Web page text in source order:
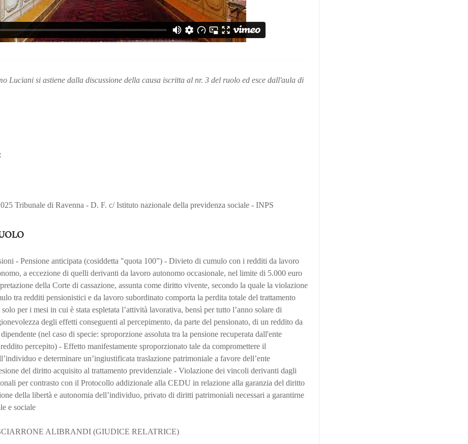
Luciani si astiene dalla discussione della causa iscritta al nr. 3 del ruolo ed esce dall'aula di
Tribunale di Ravenna - D. F. c/ Istituto nazionale della previdenza sociale - INPS
- Pensione anticipata (cosiddetta "quota 100”) - Divieto di cumulo con i redditi da lavoro
a eccezione di quelli derivanti da lavoro autonomo occasionale, nel limite di 5.000 euro
della Corte di cassazione, assunta come diritto vivente, secondo la quale la violazione
tra redditi pensionistici e da lavoro subordinato comporta la perdita totale del trattamento
per i mesi in cui è stata espletata l’attività lavorativa, bensì per tutto l’anno solare di
degli effetti conseguenti al percepimento, da parte del pensionato, di un reddito da
(nel caso di specie: sproporzione assoluta tra la pensione recuperata dall'ente
percepito) - Effetto manifestamente sproporzionato tale da compromettere il
e determinare un’ingiustificata traslazione patrimoniale a favore dell’ente
del diritto acquisito al trattamento previdenziale - Violazione dei vincoli derivanti dagli
per contrasto con il Protocollo addizionale alla CEDU in relazione alla garanzia del diritto
della libertà e autonomia dell’individuo, privato di diritti patrimoniali necessari a garantirne
e sociale
ALIBRANDI (GIUDICE RELATRICE)